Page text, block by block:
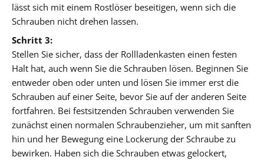
lässt sich mit einem Rostlöser beseitigen, wenn sich die
Schrauben nicht drehen lassen.
Schritt 3:
Stellen Sie sicher, dass der Rollladenkasten einen festen
Halt hat, auch wenn Sie die Schrauben lösen. Beginnen Sie
entweder oben oder unten und lösen Sie immer erst die
Schrauben auf einer Seite, bevor Sie auf der anderen Seite
fortfahren. Bei festsitzenden Schrauben verwenden Sie
zunächst einen normalen Schraubenzieher, um mit sanften
hin und her Bewegung eine Lockerung der Schraube zu
bewirken. Haben sich die Schrauben etwas gelockert,